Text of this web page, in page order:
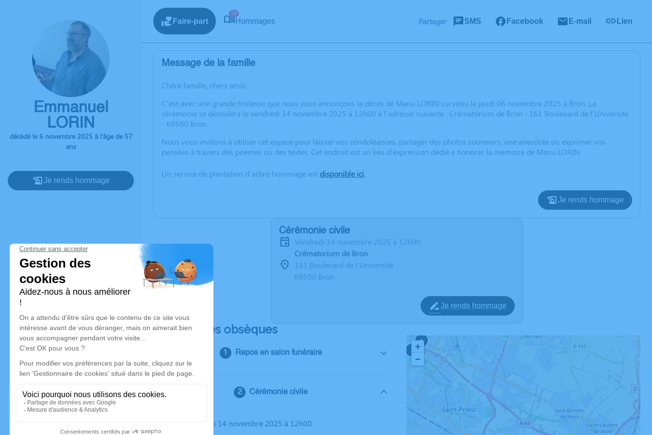
Emmanuel
LORIN
décédé le 6 novembre 2025 à l'âge de 57
ans
Je rends hommage
Faire-part
132
Hommages Partager SMS Facebook E-mail Lien
Message de la famille
Chère famille, chers amis,
C’est avec une grande tristesse que nous vous annonçons le décès de Manu LORIN survenu le jeudi 06 novembre 2025 à Bron. La
cérémonie se déroulera le vendredi 14 novembre 2025 à 12h00 à l’adresse suivante : Crématorium de Bron - 161 Boulevard de l'Université
- 69500 Bron.
Nous vous invitons à utiliser cet espace pour laisser vos condoléances, partager des photos souvenirs, une anecdote ou exprimer vos
pensées à travers des poèmes ou des textes. Cet endroit est un lieu d'expression dédié à honorer la mémoire de Manu LORIN.
Un service de plantation d’arbre hommage est disponible ici.
Je rends hommage
Cérémonie civile
vendredi 14 novembre 2025 à 12h00
Crématorium de Bron
161 Boulevard de l'Université
69500 Bron
Je rends hommage
Déroulé des obsèques
Repos en salon funéraire
Cérémonie civile
Le vendredi 14 novembre 2025 à 12h00
2
+
−